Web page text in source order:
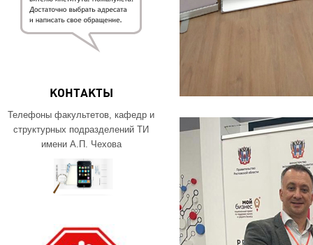
КОНТАКТЫ
Телефоны факультетов, кафедр и
структурных подразделений ТИ
имени А.П. Чехова